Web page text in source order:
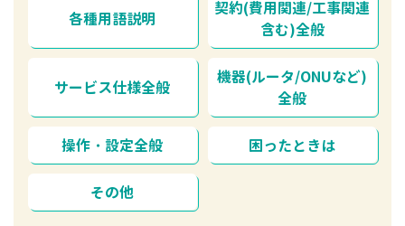
各種用語説明
契約(費用関連/工事関連
含む)全般
サービス仕様全般
機器(ルータ/ONUなど)
全般
操作・設定全般 困ったときは
その他